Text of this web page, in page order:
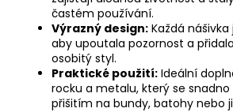
častém používání.
Výrazný design: Každá
aby upoutala pozornost a
osobitý styl.
Praktické použití: Ideální
rocku a metalu, který se
přišitím na bundy, batohy nebo